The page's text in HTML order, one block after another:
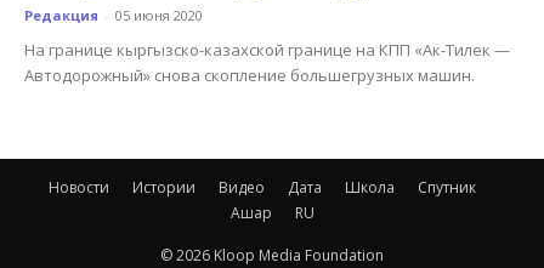
Редакция - 05 июня 2020
На границе кыргызско-казахской границе на КПП «Ак-Тилек —
Автодорожный» снова скопление большегрузных машин.
Новости Истории Видео Дата Школа
Спутник
Ашар
RU
© 2026 Kloop Media Foundation